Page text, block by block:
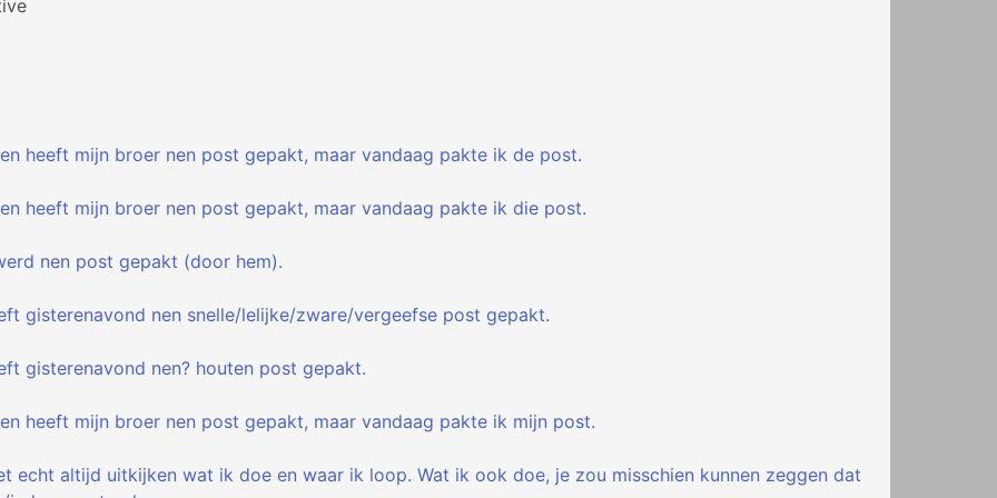
heeft mijn broer nen post gepakt, maar vandaag pakte ik de post.
heeft mijn broer nen post gepakt, maar vandaag pakte ik die post.
nen post gepakt (door hem).
gisterenavond nen snelle/lelijke/zware/vergeefse post gepakt.
gisterenavond nen? houten post gepakt.
heeft mijn broer nen post gepakt, maar vandaag pakte ik mijn post.
echt altijd uitkijken wat ik doe en waar ik loop. Wat ik ook doe, je zou misschien kunnen zeggen dat